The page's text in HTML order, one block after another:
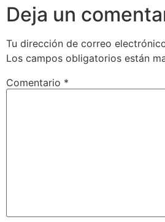
Deja un
Tu dirección de correo
Los campos obligatorios están
Comentario *